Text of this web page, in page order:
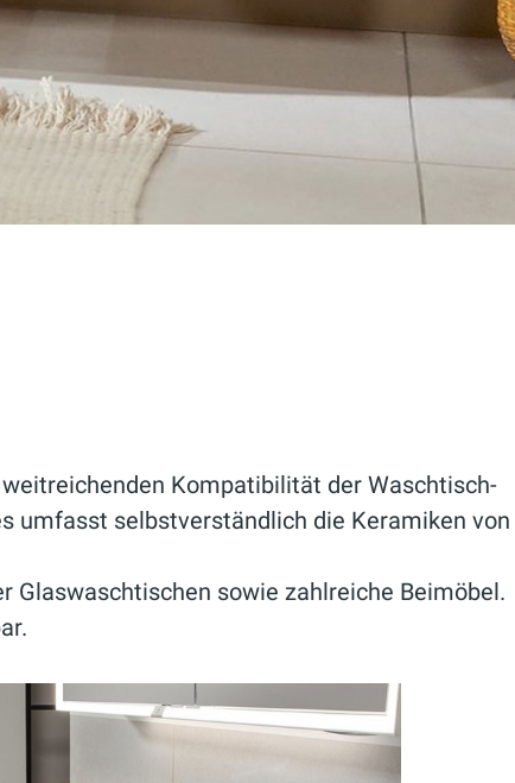
Kompatibilität der Waschtisch-
umfasst selbstverständlich die Keramiken von
sowie zahlreiche Beimöbel.